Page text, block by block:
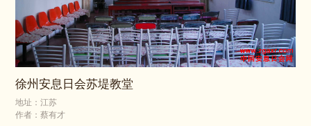
徐州安息日会苏堤教堂
地址：江苏
作者：蔡有才